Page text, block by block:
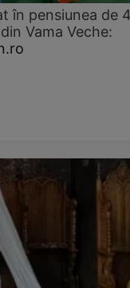
în pensiunea de
Vama Veche: